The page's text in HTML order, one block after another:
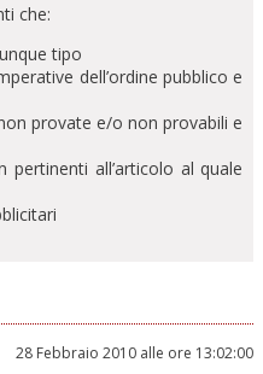
che:
tipo
dell’ordine pubblico e
provate e/o non provabili e
pertinenti all’articolo al quale
28 Febbraio 2010 alle ore 13:02:00